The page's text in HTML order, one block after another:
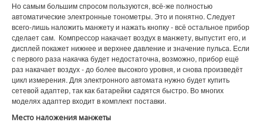
Но самым большим спросом пользуются, всё-же полностью
автоматические электронные тонометры. Это и понятно. Следует
всего-лишь наложить манжету и нажать кнопку - всё остальное прибор
сделает сам. Компрессор накачает воздух в манжету, выпустит его, и
дисплей покажет нижнее и верхнее давление и значение пульса. Если
с первого раза накачка будет недостаточна, возможно, прибор ещё
раз накачает воздух - до более высокого уровня, и снова произведёт
цикл измерения. Для электронного автомата нужно будет купить
сетевой адаптер, так как батарейки садятся быстро. Во многих
моделях адаптер входит в комплект поставки.
Место наложения манжеты